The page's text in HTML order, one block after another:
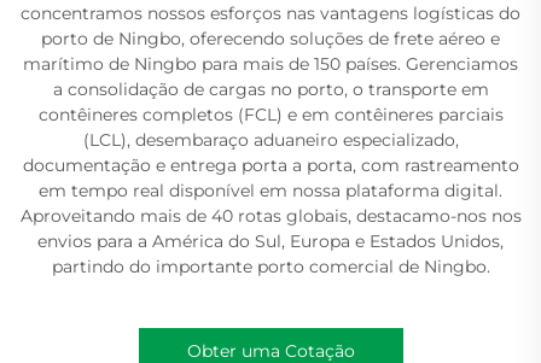
concentramos nossos esforços nas vantagens logísticas do
porto de Ningbo, oferecendo soluções de frete aéreo e
marítimo de Ningbo para mais de 150 países. Gerenciamos
a consolidação de cargas no porto, o transporte em
contêineres completos (FCL) e em contêineres parciais
(LCL), desembaraço aduaneiro especializado,
documentação e entrega porta a porta, com rastreamento
em tempo real disponível em nossa plataforma digital.
Aproveitando mais de 40 rotas globais, destacamo-nos nos
envios para a América do Sul, Europa e Estados Unidos,
partindo do importante porto comercial de Ningbo.
Obter uma Cotação